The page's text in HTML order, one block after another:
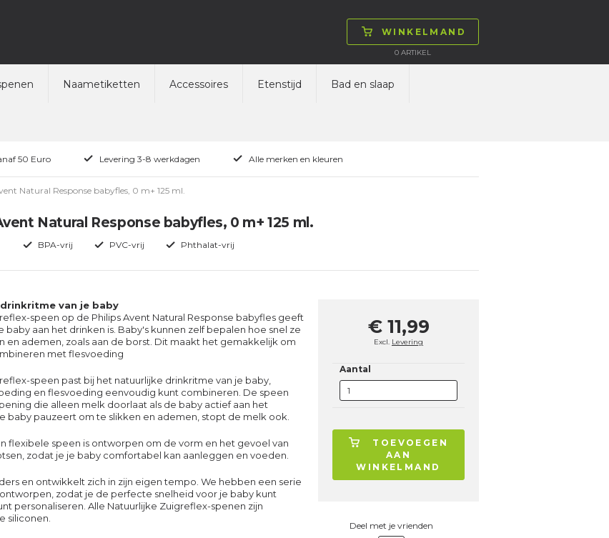
WINKELMAND
0 ARTIKEL
Naametiketten Accessoires Etenstijd Bad en slaap
50 Euro Levering 3-8 werkdagen Alle merken en kleuren
Natural Response babyfles, 0 m+ 125 ml.
Natural Response babyfles, 0 m+ 125 ml.
BPA-vrij PVC-vrij Phthalat-vrij
van je baby
speen op de Philips Avent Natural Response babyfles geeft
baby aan het drinken is. Baby's kunnen zelf bepalen hoe snel ze
en ademen, zoals aan de borst. Dit maakt het gemakkelijk om
met flesvoeding
speen past bij het natuurlijke drinkritme van je baby,
en flesvoeding eenvoudig kunt combineren. De speen
die alleen melk doorlaat als de baby actief aan het
baby pauzeert om te slikken en ademen, stopt de melk ook.
flexibele speen is ontworpen om de vorm en het gevoel van
zodat je je baby comfortabel kan aanleggen en voeden.
en ontwikkelt zich in zijn eigen tempo. We hebben een serie
zodat je de perfecte snelheid voor je baby kunt
personaliseren. Alle Natuurlijke Zuigreflex-spenen zijn
siliconen.
€ 11,99
Excl. Levering
Aantal
TOEVOEGEN
AAN
WINKELMAND
Deel met je vrienden